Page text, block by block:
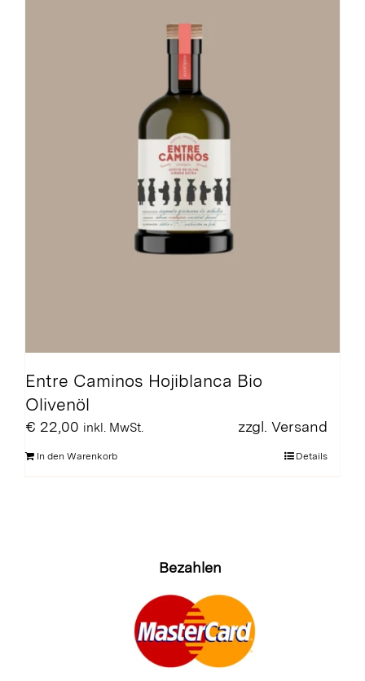
Entre Caminos Hojiblanca Bio
Olivenöl
€ 22,00 inkl. MwSt. zzgl. Versand
In den Warenkorb Details
Bezahlen